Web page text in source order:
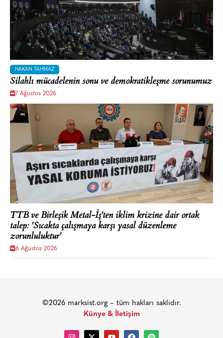
HAKAN TAHMAZ
Silahlı mücadelenin sonu ve demokratikleşme sorunumuz
7 Ağustos 2026
TTB ve Birleşik Metal-İş'ten iklim krizine dair ortak
talep: 'Sıcakta çalışmaya karşı yasal düzenleme
zorunluluktur'
6 Ağustos 2026
©2026 marksist.org – tüm hakları saklıdır.
Künye & İletişim